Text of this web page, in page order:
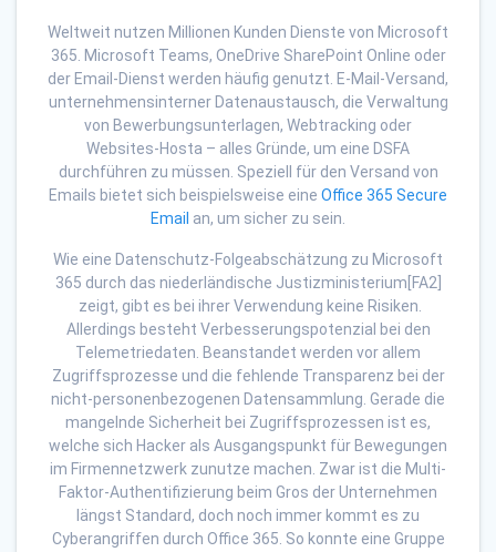
Weltweit nutzen Millionen Kunden Dienste von Microsoft
365. Microsoft Teams, OneDrive SharePoint Online oder
der Email-Dienst werden häufig genutzt. E-Mail-Versand,
unternehmensinterner Datenaustausch, die Verwaltung
von Bewerbungsunterlagen, Webtracking oder
Websites-Hosta – alles Gründe, um eine DSFA
durchführen zu müssen. Speziell für den Versand von
Emails bietet sich beispielsweise eine Office 365 Secure
Email an, um sicher zu sein.
Wie eine Datenschutz-Folgeabschätzung zu Microsoft
365 durch das niederländische Justizministerium[FA2]
zeigt, gibt es bei ihrer Verwendung keine Risiken.
Allerdings besteht Verbesserungspotenzial bei den
Telemetriedaten. Beanstandet werden vor allem
Zugriffsprozesse und die fehlende Transparenz bei der
nicht-personenbezogenen Datensammlung. Gerade die
mangelnde Sicherheit bei Zugriffsprozessen ist es,
welche sich Hacker als Ausgangspunkt für Bewegungen
im Firmennetzwerk zunutze machen. Zwar ist die Multi-
Faktor-Authentifizierung beim Gros der Unternehmen
längst Standard, doch noch immer kommt es zu
Cyberangriffen durch Office 365. So konnte eine Gruppe